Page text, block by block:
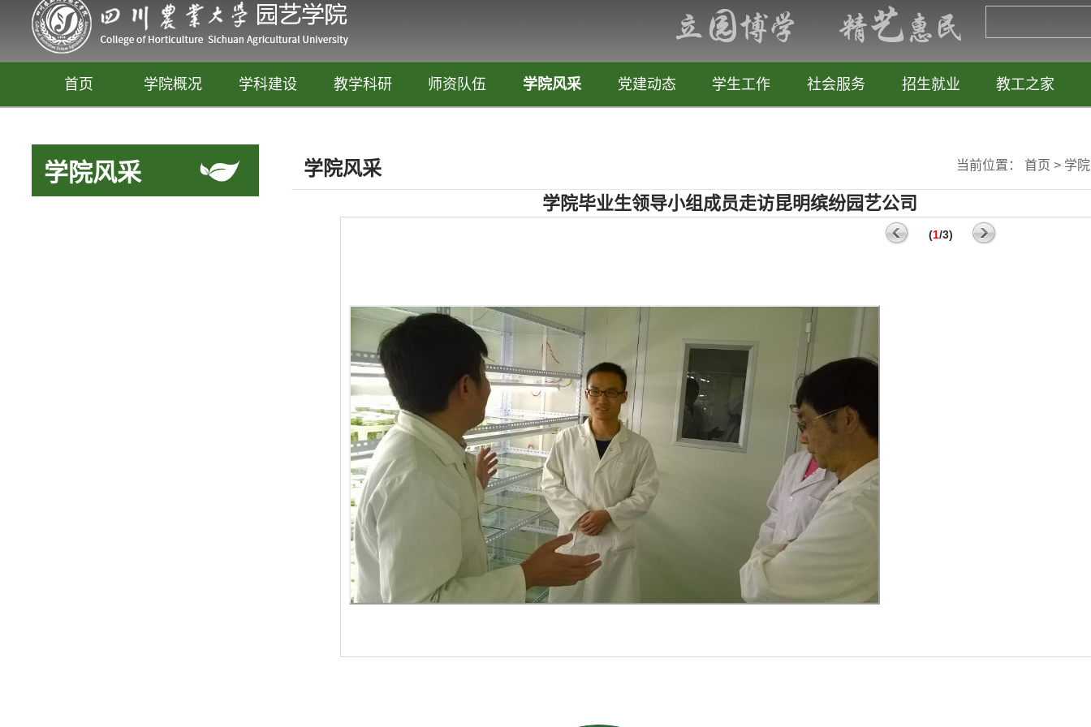
首页 学院概况 学科建设 教学科研 师资队伍 学院风采 党建动态 学生工作 社会服务 招生就业 教工之家
学院风采 学院风采 当前位置： 首页 > 学
学院毕业生领导小组成员走访昆明缤纷园艺公司
(1/3)